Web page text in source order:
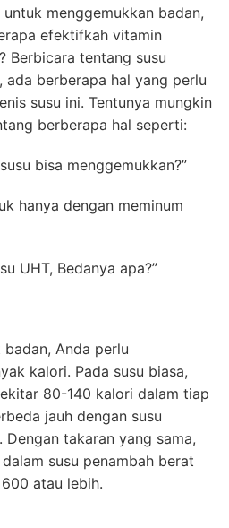
menggemukkan badan,
efektifkah vitamin
Berbicara tentang susu
ada berberapa hal yang perlu
susu ini. Tentunya mungkin
berberapa hal seperti:
bisa menggemukkan?”
hanya dengan meminum
UHT, Bedanya apa?”
Anda perlu
kalori. Pada susu biasa,
80-140 kalori dalam tiap
jauh dengan susu
takaran yang sama,
susu penambah berat
atau lebih.